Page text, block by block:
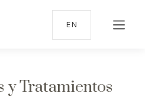
EN
y Tratamientos